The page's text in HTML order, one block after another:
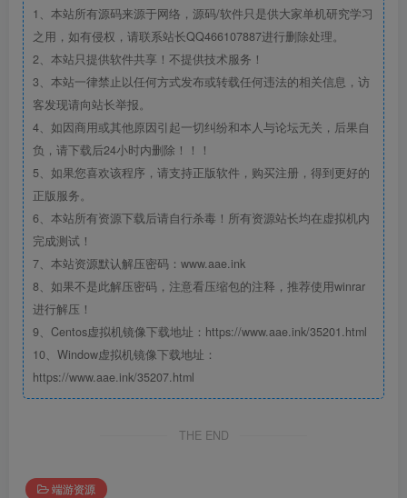
1、本站所有源码来源于网络，源码/软件只是供大家单机研究学习
之用，如有侵权，请联系站长QQ466107887进行删除处理。
2、本站只提供软件共享！不提供技术服务！
3、本站一律禁止以任何方式发布或转载任何违法的相关信息，访
客发现请向站长举报。
4、如因商用或其他原因引起一切纠纷和本人与论坛无关，后果自
负，请下载后24小时内删除！！！
5、如果您喜欢该程序，请支持正版软件，购买注册，得到更好的
正版服务。
6、本站所有资源下载后请自行杀毒！所有资源站长均在虚拟机内
完成测试！
7、本站资源默认解压密码：www.aae.ink
8、如果不是此解压密码，注意看压缩包的注释，推荐使用winrar
进行解压！
9、Centos虚拟机镜像下载地址：https://www.aae.ink/35201.html
10、Window虚拟机镜像下载地址：
https://www.aae.ink/35207.html
THE END
端游资源